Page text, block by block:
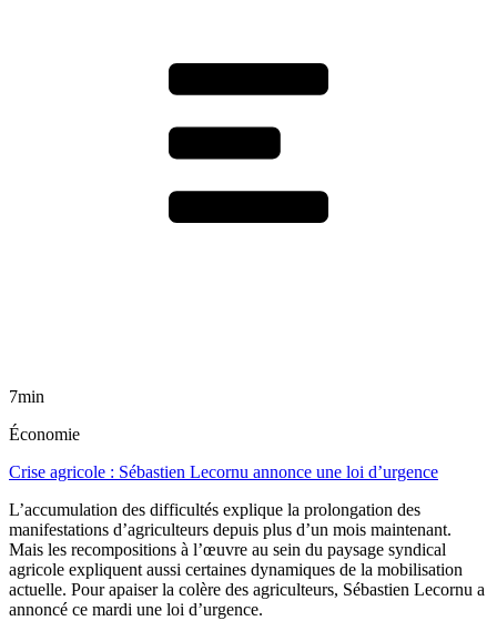
7min
Économie
Crise agricole : Sébastien Lecornu annonce une loi d’urgence
L’accumulation des difficultés explique la prolongation des
manifestations d’agriculteurs depuis plus d’un mois maintenant.
Mais les recompositions à l’œuvre au sein du paysage syndical
agricole expliquent aussi certaines dynamiques de la mobilisation
actuelle. Pour apaiser la colère des agriculteurs, Sébastien Lecornu a
annoncé ce mardi une loi d’urgence.